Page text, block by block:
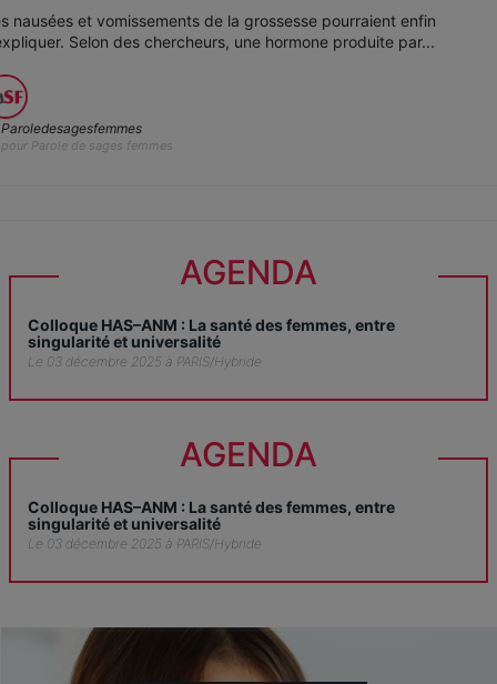
nausées et vomissements de la grossesse pourraient enfin
Selon des chercheurs, une hormone produite par...
Paroledesagesfemmes
pour Parole de sages femmes
AGENDA
Colloque HAS–ANM : La santé des femmes, entre
singularité et universalité
Le 03 décembre 2025 à PARIS/Hybride
AGENDA
Colloque HAS–ANM : La santé des femmes, entre
singularité et universalité
Le 03 décembre 2025 à PARIS/Hybride